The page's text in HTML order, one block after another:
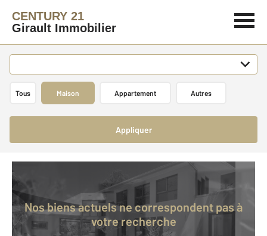
CENTURY 21
Girault Immobilier
Tous Maison Appartement Autres
Appliquer
Nos biens actuels ne correspondent pas à
votre recherche